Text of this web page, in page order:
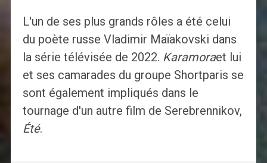
L'un de ses plus grands rôles a été celui
du poète russe Vladimir Maïakovski dans
la série télévisée de 2022. Karamoraet lui
et ses camarades du groupe Shortparis se
sont également impliqués dans le
tournage d'un autre film de Serebrennikov,
Été.